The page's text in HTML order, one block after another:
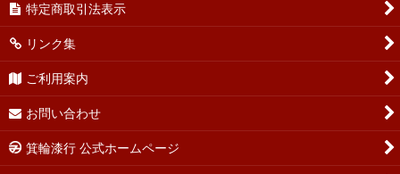
特定商取引法表示
リンク集
ご利用案内
お問い合わせ
箕輪漆行 公式ホームページ